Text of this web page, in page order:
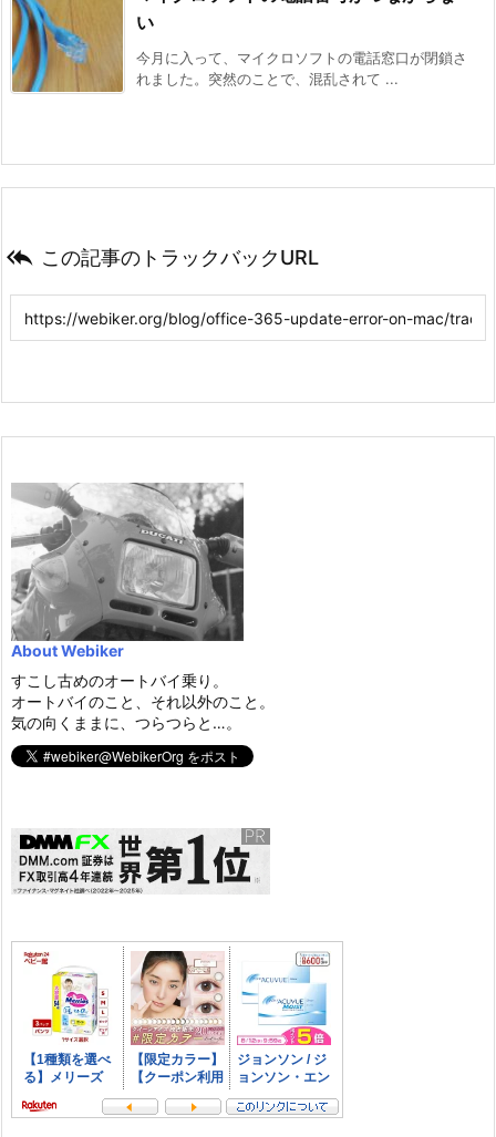
い
今月に入って、マイクロソフトの電話窓口が閉鎖さ
れました。突然のことで、混乱されて ...
 この記事のトラックバックURL
About Webiker
すこし古めのオートバイ乗り。
オートバイのこと、それ以外のこと。
気の向くままに、つらつらと…。